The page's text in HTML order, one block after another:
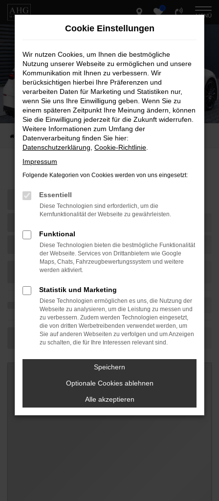
Zum
0
MENÜ
Startseite Fahrzeug-Showroom
Cookie Einstellungen
Wir nutzen Cookies, um Ihnen die bestmögliche
Nutzung unserer Webseite zu ermöglichen und unsere
Kommunikation mit Ihnen zu verbessern. Wir
berücksichtigen hierbei Ihre Präferenzen und
verarbeiten Daten für Marketing und Statistiken nur,
wenn Sie uns Ihre Einwilligung geben. Wenn Sie zu
einem späteren Zeitpunkt Ihre Meinung ändern, können
Sie die Einwilligung jederzeit für die Zukunft widerrufen.
Weitere Informationen zum Umfang der
Datenverarbeitung finden Sie hier:
Datenschutzerklärung Cookie-Richtlinie
Impressum
Folgende Kategorien von Cookies werden von uns eingesetzt:
Essentiell
Diese Technologien sind erforderlich, um die
Kernfunktionalität der Webseite zu gewährleisten.
Funktional
Diese Technologien bieten die bestmögliche Funktionalität
der Webseite. Services von Drittanbietern wie Google
Maps, Chats, Fahrzeugbewertungssystem und weitere
werden aktiviert.
Statistik und Marketing
Diese Technologien ermöglichen es uns, die Nutzung der
Webseite zu analysieren, um die Leistung zu messen und
zu verbessern. Zudem werden Technologien eingesetzt,
die von dritten Werbetreibenden verwendet werden, um
Sie auf anderen Webseiten zu verfolgen und um Anzeigen
zu schalten, die für Ihre Interessen relevant sind.
Speichern
Optionale Cookies ablehnen
Alle akzeptieren